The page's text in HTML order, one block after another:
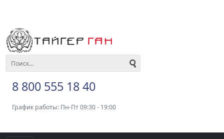
8 800 555 18 40
График работы: Пн-Пт 09:30 - 19:00